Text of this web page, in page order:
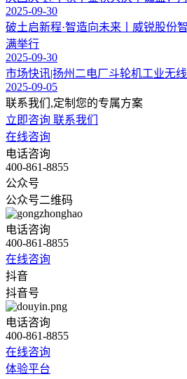
2025-09-30
破土启新程·智造向未来丨威锐股份
满举行
2025-09-30
市场快讯|扬州二电厂斗轮机工业无
2025-09-05
联系我们,定制您的专属方案
立即咨询 联系我们
在线咨询
电话咨询
400-861-8855
公众号
公众号二维码
电话咨询
400-861-8855
在线咨询
抖音
抖音号
电话咨询
400-861-8855
在线咨询
体验平台